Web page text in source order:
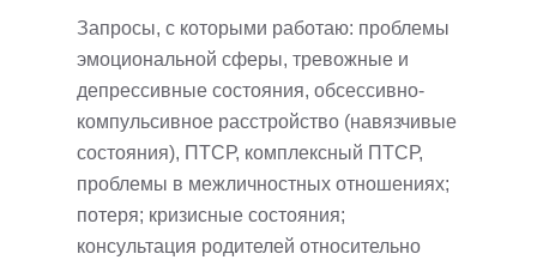
Запросы, с которыми работаю: проблемы
эмоциональной сферы, тревожные и
депрессивные состояния, обсессивно-
компульсивное расстройство (навязчивые
состояния), ПТСР, комплексный ПТСР,
проблемы в межличностных отношениях;
потеря; кризисные состояния;
консультация родителей относительно